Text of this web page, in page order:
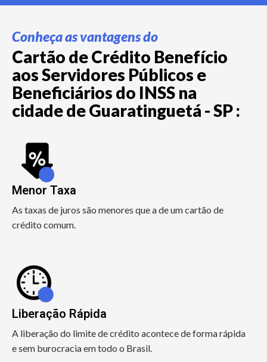
Conheça as vantagens do
Cartão de Crédito Benefício
aos Servidores Públicos e
Beneficiários do INSS na
cidade de Guaratinguetá - SP :
Menor Taxa
As taxas de juros são menores que a de um cartão de
crédito comum.
Liberação Rápida
A liberação do limite de crédito acontece de forma rápida
e sem burocracia em todo o Brasil.